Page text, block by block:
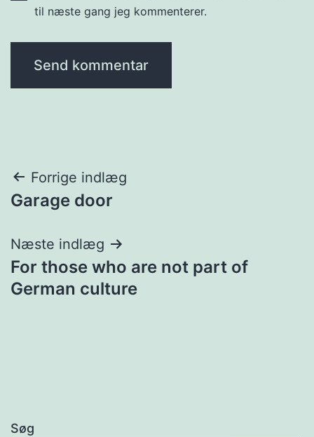
til næste gang jeg kommenterer.
Indlægsnavigation
Forrige indlæg
Garage door
Næste indlæg
For those who are not part of
German culture
Søg